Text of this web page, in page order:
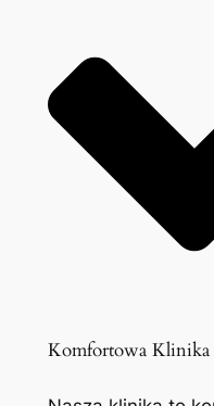
Komfortowa Klinika